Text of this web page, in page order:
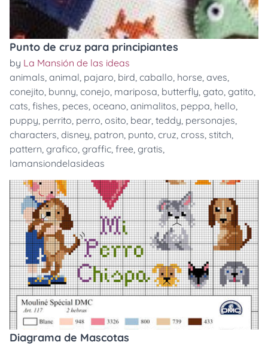
Punto de cruz para principiantes
by La Mansión de las ideas
animals, animal, pajaro, bird, caballo, horse, aves,
conejito, bunny, conejo, mariposa, butterfly, gato, gatito,
cats, fishes, peces, oceano, animalitos, peppa, hello,
puppy, perrito, perro, osito, bear, teddy, personajes,
characters, disney, patron, punto, cruz, cross, stitch,
pattern, grafico, graffic, free, gratis,
lamansiondelasideas
Diagrama de Mascotas